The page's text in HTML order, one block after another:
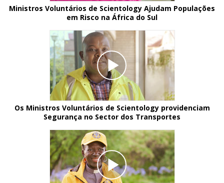
Ministros Voluntários de Scientology Ajudam Populações
em Risco na África do Sul
Os Ministros Voluntários de Scientology providenciam
Segurança no Sector dos Transportes